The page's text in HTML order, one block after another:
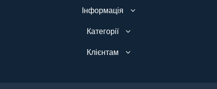
Інформація
Категорії
Клієнтам